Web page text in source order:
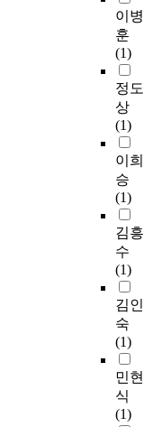
이병
훈
(1)
정도
상
(1)
이희
승
(1)
김흥
수
(1)
김인
숙
(1)
민현
식
(1)